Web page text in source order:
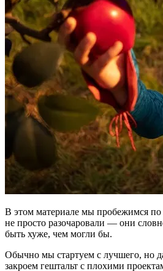
В этом материале мы пробежимся
не просто разочаровали — они
быть хуже, чем могли бы.
Обычно мы стартуем с лучшего, но
закроем гештальт с плохими